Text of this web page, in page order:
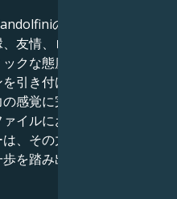
の金星と火星の出
友情、ロマンチックな関
クな態度を示していま
引き付けるスクリーン上
感覚に完璧に合致してい
イルにおいて、深い人間
、その力を活用して他者
を踏み出すための手段と